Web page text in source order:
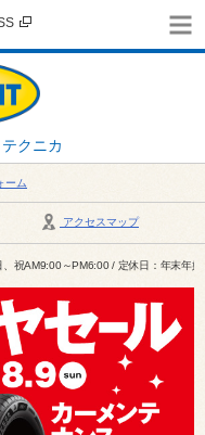
クニカ
ーム
アクセスマップ
祝AM9:00～PM6:00 / 定休日：年末年